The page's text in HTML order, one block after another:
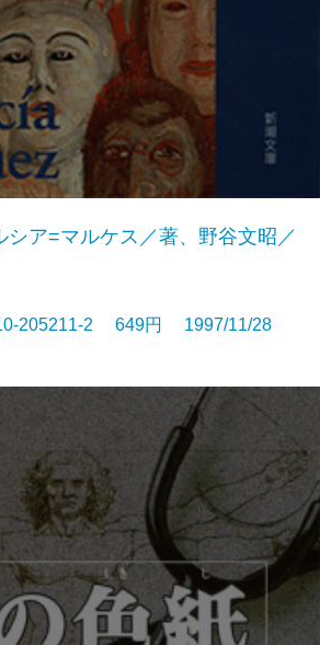
シア=マルケス／著、野谷文昭／
205211-2 649円 1997/11/28